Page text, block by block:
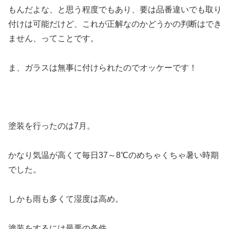
もんだよな、と思う程度でもあり、要は品番違いでも取り
付けは可能だけど、これが正解なのかどうかの判断はでき
ません、ってことです。
ま、ガラスは無事に付けられたのでオッケーです！
塗装を行ったのは7月。
かなり気温が高くて毎日37～8℃のめちゃくちゃ暑い時期
でした。
しかも雨も多くて湿度は高め。